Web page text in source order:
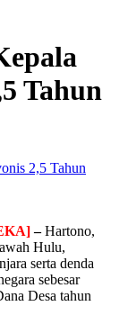
Tahun
–Hartono,
Hulu,
serta denda
sebesar
Desa tahun